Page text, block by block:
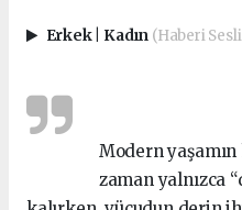
Erkek Kadın (Haberi
Modern yaşamın
zaman yalnızca